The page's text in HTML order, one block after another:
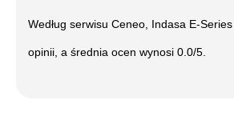
Według serwisu Ceneo, Indasa E-
opinii, a średnia ocen wynosi 0.0/5.